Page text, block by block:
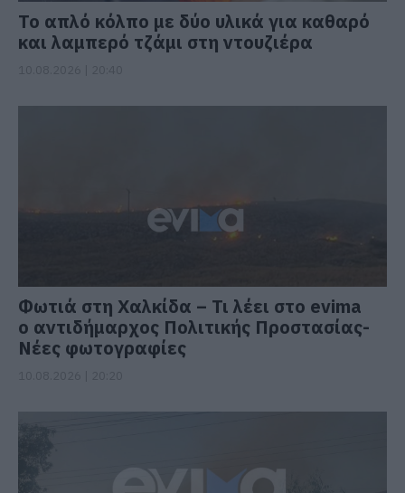
Το απλό κόλπο με δύο υλικά για καθαρό
και λαμπερό τζάμι στη ντουζιέρα
Φωτιά στη Χαλκίδα – Τι λέει στο evima
ο αντιδήμαρχος Πολιτικής Προστασίας-
Νέες φωτογραφίες